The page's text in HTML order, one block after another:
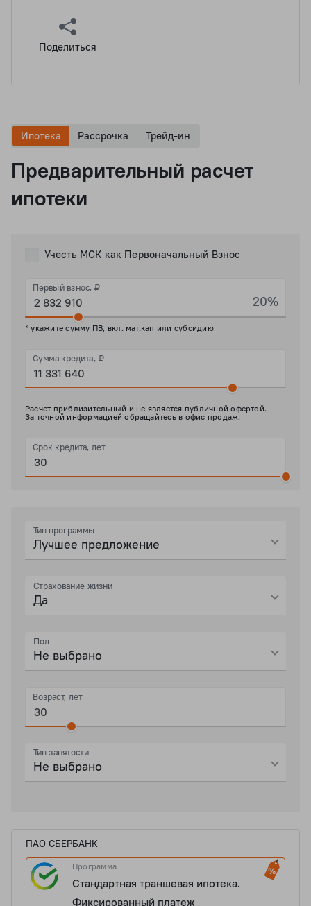
Поделиться
Предварительный расчет
ипотеки
Ипотека Рассрочка Трейд-ин
Учесть МСК как Первоначальный Взнос
Первый взнос, ₽
20%
* укажите сумму ПВ, вкл. мат.кап или субсидию
Сумма кредита, ₽
Расчет приблизительный и не является публичной офертой.
За точной информацией обращайтесь в офис продаж.
Срок кредита, лет
Тип программы
Лучшее предложение
Страхование жизни
Да
Пол
Не выбрано
Возраст, лет
Тип занятости
Не выбрано
ПАО СБЕРБАНК
Программа
Стандартная траншевая ипотека.
Фиксированный платеж